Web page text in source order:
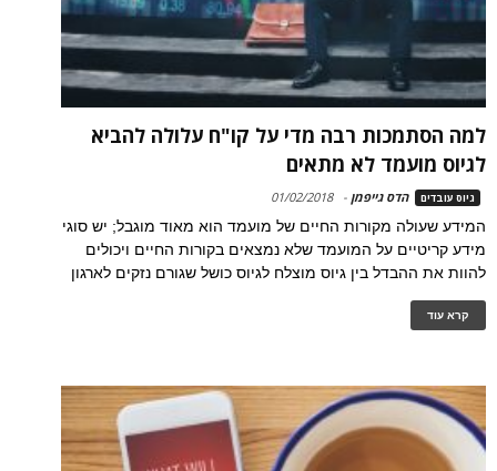
למה הסתמכות רבה מדי על קו"ח עלולה להביא
לגיוס מועמד לא מתאים
גיוס עובדים הדס גייפמן -
01/02/2018
המידע שעולה מקורות החיים של מועמד הוא מאוד מוגבל; יש סוגי
מידע קריטיים על המועמד שלא נמצאים בקורות החיים ויכולים
להוות את ההבדל בין גיוס מוצלח לגיוס כושל שגורם נזקים לארגון
קרא עוד